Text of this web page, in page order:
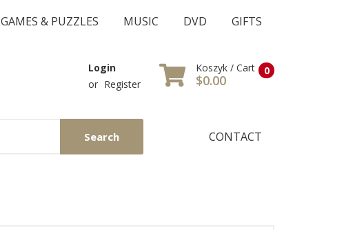
GAMES & PUZZLES MUSIC DVD GIFTS
Login
or Register
0
Koszyk / Cart
$0.00
Search CONTACT